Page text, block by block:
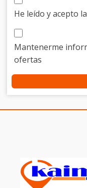
He leído y acepto la
Mantenerme
ofertas